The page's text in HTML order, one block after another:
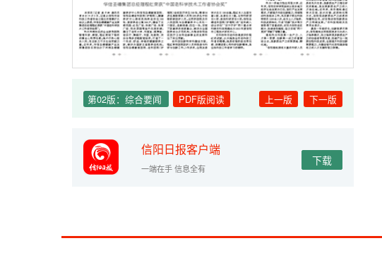
第02版：综合要闻 PDF版阅读 上一版 下一版
信阳日报客户端
一端在手 信息全有
下载